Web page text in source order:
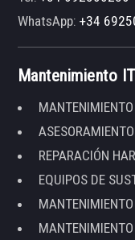
WhatsApp:+34
Mantenimiento
REPARACIÓN
EQUIPOS DE